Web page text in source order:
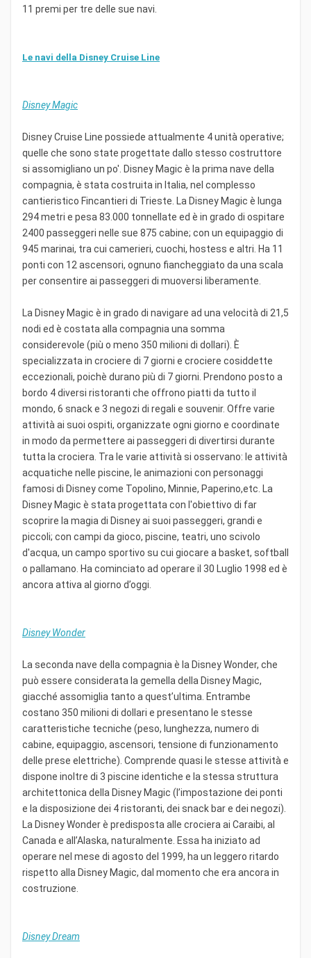
11 premi per tre delle sue navi.
Le navi della Disney Cruise Line
Disney Magic
Disney Cruise Line possiede attualmente 4 unità operative;
quelle che sono state progettate dallo stesso costruttore
si assomigliano un po'. Disney Magic è la prima nave della
compagnia, è stata costruita in Italia, nel complesso
cantieristico Fincantieri di Trieste. La Disney Magic è lunga
294 metri e pesa 83.000 tonnellate ed è in grado di ospitare
2400 passeggeri nelle sue 875 cabine; con un equipaggio di
945 marinai, tra cui camerieri, cuochi, hostess e altri. Ha 11
ponti con 12 ascensori, ognuno fiancheggiato da una scala
per consentire ai passeggeri di muoversi liberamente.
La Disney Magic è in grado di navigare ad una velocità di 21,5
nodi ed è costata alla compagnia una somma
considerevole (più o meno 350 milioni di dollari). È
specializzata in crociere di 7 giorni e crociere cosiddette
eccezionali, poichè durano più di 7 giorni. Prendono posto a
bordo 4 diversi ristoranti che offrono piatti da tutto il
mondo, 6 snack e 3 negozi di regali e souvenir. Offre varie
attività ai suoi ospiti, organizzate ogni giorno e coordinate
in modo da permettere ai passeggeri di divertirsi durante
tutta la crociera. Tra le varie attività si osservano: le attività
acquatiche nelle piscine, le animazioni con personaggi
famosi di Disney come Topolino, Minnie, Paperino,etc. La
Disney Magic è stata progettata con l'obiettivo di far
scoprire la magia di Disney ai suoi passeggeri, grandi e
piccoli; con campi da gioco, piscine, teatri, uno scivolo
d'acqua, un campo sportivo su cui giocare a basket, softball
o pallamano. Ha cominciato ad operare il 30 Luglio 1998 ed è
ancora attiva al giorno d’oggi.
Disney Wonder
La seconda nave della compagnia è la Disney Wonder, che
può essere considerata la gemella della Disney Magic,
giacché assomiglia tanto a quest’ultima. Entrambe
costano 350 milioni di dollari e presentano le stesse
caratteristiche tecniche (peso, lunghezza, numero di
cabine, equipaggio, ascensori, tensione di funzionamento
delle prese elettriche). Comprende quasi le stesse attività e
dispone inoltre di 3 piscine identiche e la stessa struttura
architettonica della Disney Magic (l’impostazione dei ponti
e la disposizione dei 4 ristoranti, dei snack bar e dei negozi).
La Disney Wonder è predisposta alle crociera ai Caraibi, al
Canada e all’Alaska, naturalmente. Essa ha iniziato ad
operare nel mese di agosto del 1999, ha un leggero ritardo
rispetto alla Disney Magic, dal momento che era ancora in
costruzione.
Disney Dream